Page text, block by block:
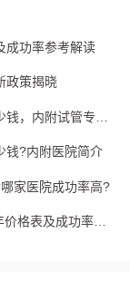
成功率参考解读
政策揭晓
钱?内附医院简介
家医院成功率高?
广州中山一院做试管婴儿费用贵吗?附2025年价格表及成功率解析